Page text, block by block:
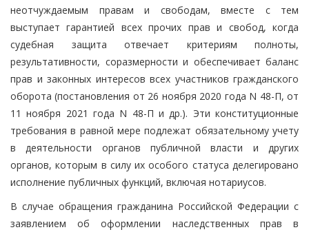
неотчуждаемым правам и свободам, вместе с тем
выступает гарантией всех прочих прав и свобод, когда
судебная защита отвечает критериям полноты,
результативности, соразмерности и обеспечивает баланс
прав и законных интересов всех участников гражданского
оборота (постановления от 26 ноября 2020 года N 48-П, от
11 ноября 2021 года N 48-П и др.). Эти конституционные
требования в равной мере подлежат обязательному учету
в деятельности органов публичной власти и других
органов, которым в силу их особого статуса делегировано
исполнение публичных функций, включая нотариусов.
В случае обращения гражданина Российской Федерации с
заявлением об оформлении наследственных прав в